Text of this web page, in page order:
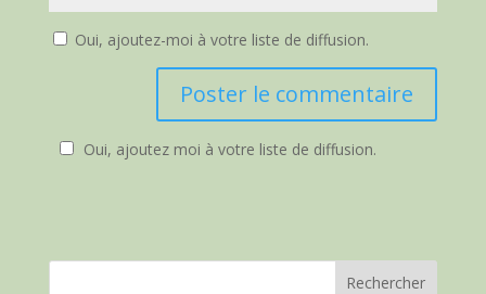
Oui, ajoutez-moi à votre liste de diffusion.
Oui, ajoutez moi à votre liste de diffusion.